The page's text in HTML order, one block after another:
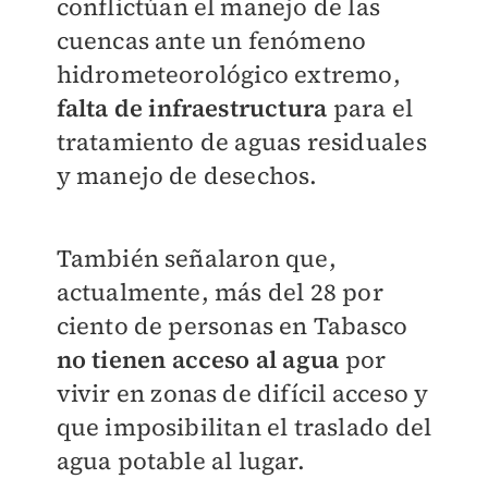
conflictúan el manejo de las
cuencas ante un fenómeno
hidrometeorológico extremo,
falta de infraestructura para el
tratamiento de aguas residuales
y manejo de desechos.
También señalaron que,
actualmente, más del 28 por
ciento de personas en Tabasco
no tienen acceso al agua por
vivir en zonas de difícil acceso y
que imposibilitan el traslado del
agua potable al lugar.